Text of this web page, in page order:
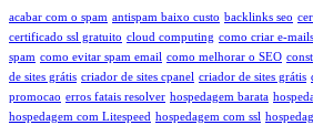
acabar com o spam antispam baixo custo backlinks seo
certificado ssl gratuito cloud computing como criar e-
spam como evitar spam email como melhorar o SEO
de sites grátis criador de sites cpanel criador de sites grátis
promocao erros fatais resolver hospedagem barata
hospedagem com Litespeed hospedagem com ssl